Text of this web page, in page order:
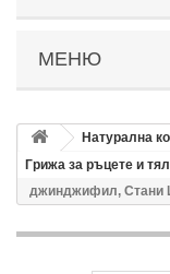
МЕНЮ
Натурална
Грижа за ръцете и
джинджифил, Стани